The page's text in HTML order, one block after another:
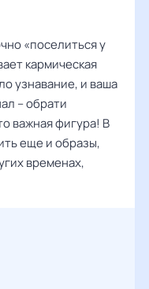
«поселиться у
кармическая
узнавание, и ваша
– обрати
важная фигура! В
еще и образы,
временах,